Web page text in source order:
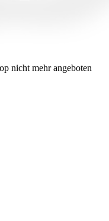
nicht mehr angeboten